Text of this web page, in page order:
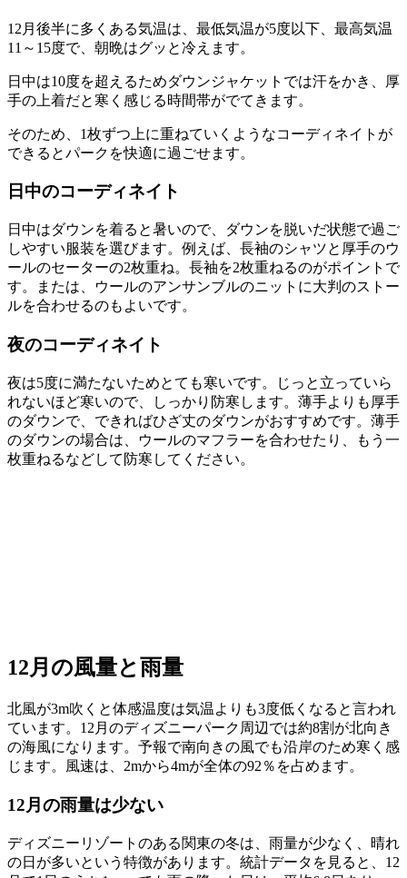
12月後半に多くある気温は、最低気温が5度以下、最高気温
11～15度で、朝晩はグッと冷えます。
日中は10度を超えるためダウンジャケットでは汗をかき、厚
手の上着だと寒く感じる時間帯がでてきます。
そのため、1枚ずつ上に重ねていくようなコーディネイトが
できるとパークを快適に過ごせます。
日中のコーディネイト
日中はダウンを着ると暑いので、ダウンを脱いだ状態で過ご
しやすい服装を選びます。例えば、長袖のシャツと厚手のウ
ールのセーターの2枚重ね。長袖を2枚重ねるのがポイントで
す。または、ウールのアンサンブルのニットに大判のストー
ルを合わせるのもよいです。
夜のコーディネイト
夜は5度に満たないためとても寒いです。じっと立っていら
れないほど寒いので、しっかり防寒します。薄手よりも厚手
のダウンで、できればひざ丈のダウンがおすすめです。薄手
のダウンの場合は、ウールのマフラーを合わせたり、もう一
枚重ねるなどして防寒してください。
12月の風量と雨量
北風が3m吹くと体感温度は気温よりも3度低くなると言われ
ています。12月のディズニーパーク周辺では約8割が北向き
の海風になります。予報で南向きの風でも沿岸のため寒く感
じます。風速は、2mから4mが全体の92％を占めます。
12月の雨量は少ない
ディズニーリゾートのある関東の冬は、雨量が少なく、晴れ
の日が多いという特徴があります。統計データを見ると、12